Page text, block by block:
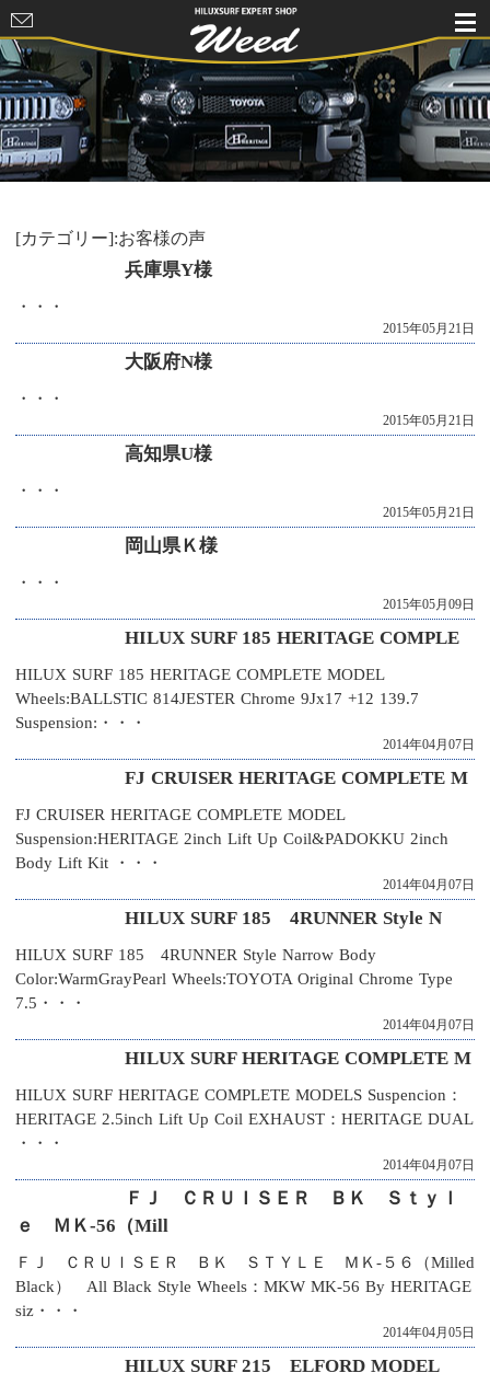
HILUXSURF
EXPERT
SHOP Weed
[カテゴリー]:お客様の声
兵庫県Y様
・・・
2015年05月21日
大阪府N様
・・・
2015年05月21日
高知県U様
・・・
2015年05月21日
岡山県Ｋ様
・・・
2015年05月09日
HILUX SURF 185 HERITAGE COMPLE
HILUX SURF 185 HERITAGE COMPLETE MODEL
Wheels:BALLSTIC 814JESTER Chrome 9Jx17 +12 139.7
Suspension:・・・
2014年04月07日
FJ CRUISER HERITAGE COMPLETE M
FJ CRUISER HERITAGE COMPLETE MODEL
Suspension:HERITAGE 2inch Lift Up Coil&PADOKKU 2inch
Body Lift Kit ・・・
2014年04月07日
HILUX SURF 185 4RUNNER Style N
HILUX SURF 185 4RUNNER Style Narrow Body
Color:WarmGrayPearl Wheels:TOYOTA Original Chrome Type
7.5・・・
2014年04月07日
HILUX SURF HERITAGE COMPLETE M
HILUX SURF HERITAGE COMPLETE MODELS Suspencion：
HERITAGE 2.5inch Lift Up Coil EXHAUST：HERITAGE DUAL
・・・
2014年04月07日
ＦＪ ＣＲＵＩＳＥＲ ＢＫ Ｓｔｙｌ
ｅ ＭＫ-56（Mill
ＦＪ ＣＲＵＩＳＥＲ ＢＫ ＳＴＹＬＥ ＭＫ‐５６（Milled
Black） All Black Style Wheels：MKW MK-56 By HERITAGE
siz・・・
2014年04月05日
HILUX SURF 215 ELFORD MODEL